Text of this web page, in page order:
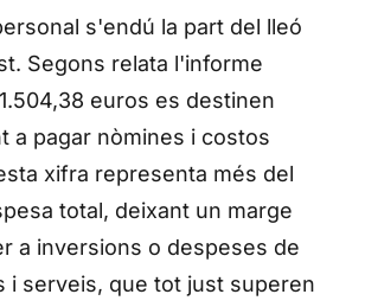
s'endú la part del lleó
Segons relata l'informe
euros es destinen
a pagar nòmines i costos
xifra representa més del
total, deixant un marge
a inversions o despeses de
i serveis, que tot just superen